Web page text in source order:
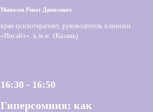
Миназов Ренат Данисович
врач-психотерапевт, руководитель клиники
«Инсайт», к.м.н. (Казань)
16:30 - 16:50
Гиперсомния: как